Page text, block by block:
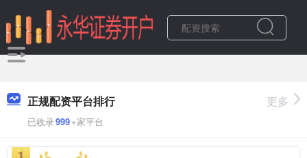
正规配资平台排行
已收录999+家平台
更多